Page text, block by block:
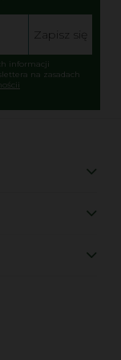
Zapisz się
informacji
na zasadach